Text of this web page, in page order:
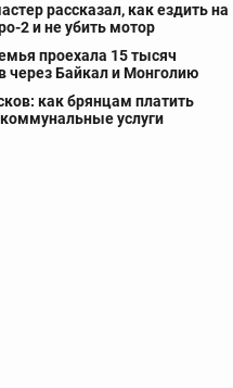
рассказал, как ездить на
2 и не убить мотор
проехала 15 тысяч
через Байкал и Монголию
как брянцам платить
услуги